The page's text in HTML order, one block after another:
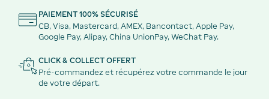
PAIEMENT 100% SÉCURISÉ
CB, Visa, Mastercard, AMEX, Bancontact, Apple Pay,
Google Pay, Alipay, China UnionPay, WeChat Pay.
CLICK & COLLECT OFFERT
Pré-commandez et récupérez votre commande le jour
de votre départ.